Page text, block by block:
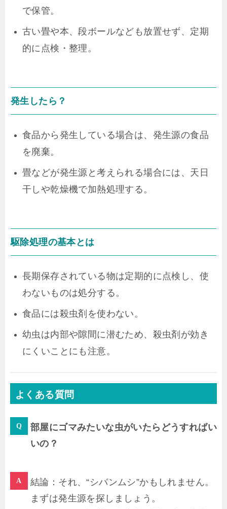
で保管。
古い畳や本、段ボールなども放置せず、定期
的に点検・整理。
発生したら？
食品から発生している場合は、発生源の食品
を廃棄。
畳などが発生源と考えられる場合には、天日
干しや乾燥機で加熱処理する。
駆除処理の基本とは
長期保存されている物は定期的に点検し、使
わないものは処分する。
食品には殺虫剤を使わない。
幼虫は内部や隙間に潜むため、殺虫剤が効き
にくいことにも注意。
よくある質問
部屋にゴマみたいな虫がいたらどうすればい
いの？
結論：それ、“シバンムシ”かもしれません。
まずは発生源を探しましょう。